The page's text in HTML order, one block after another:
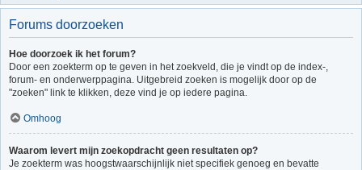
Forums doorzoeken
Hoe doorzoek ik het forum?
Door een zoekterm op te geven in het zoekveld, die je vindt op de index-,
forum- en onderwerppagina. Uitgebreid zoeken is mogelijk door op de
"zoeken" link te klikken, deze vind je op iedere pagina.
Omhoog
Waarom levert mijn zoekopdracht geen resultaten op?
Je zoekterm was hoogstwaarschijnlijk niet specifiek genoeg en bevatte